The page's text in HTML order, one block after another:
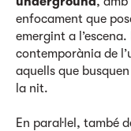
enfocament que
emergint a
contemporània de
aquells que
la nit.
En paral·lel, també